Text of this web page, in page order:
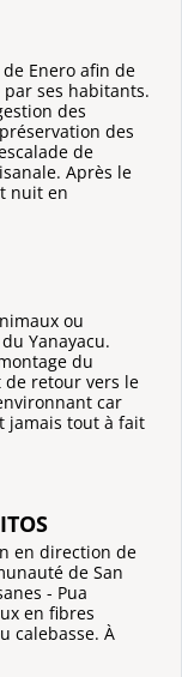
Enero afin de
ses habitants.
des
des
de
Après le
nuit en
ou
Yanayacu.
du
retour vers le
car
jamais tout à fait
en direction de
de San
- Pua
en fibres
calebasse. À